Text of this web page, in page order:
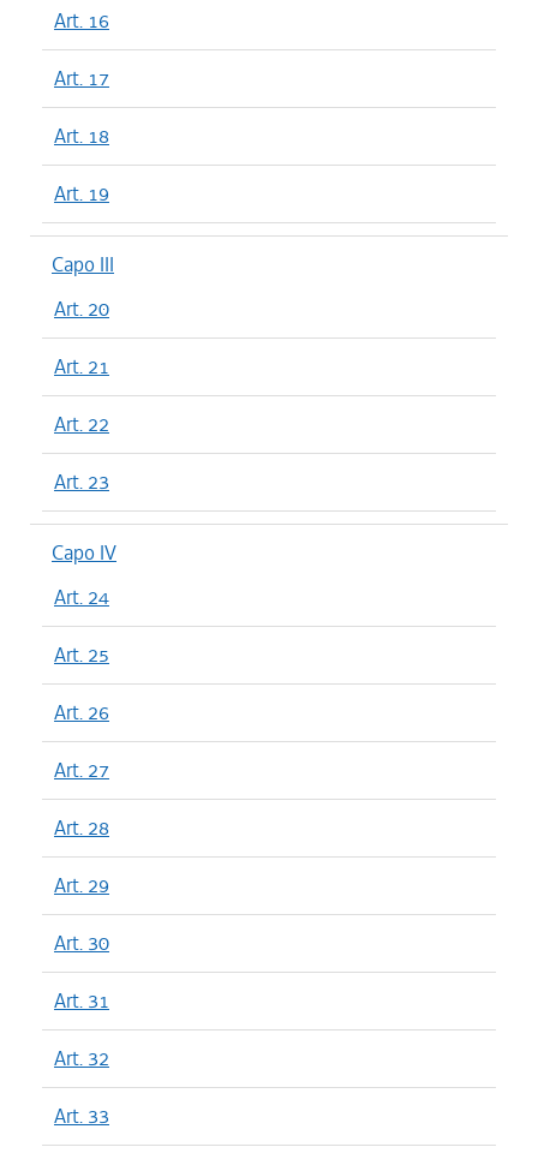
Art. 16
Art. 17
Art. 18
Art. 19
Capo III
Art. 20
Art. 21
Art. 22
Art. 23
Capo IV
Art. 24
Art. 25
Art. 26
Art. 27
Art. 28
Art. 29
Art. 30
Art. 31
Art. 32
Art. 33